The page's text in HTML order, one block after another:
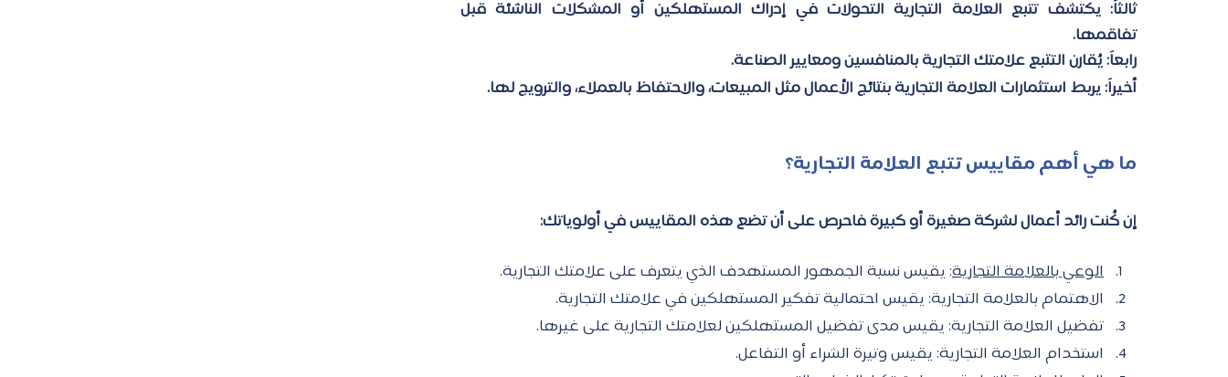
تفاقمها.
رابعاً: يُقارن التتبع علامتك التجارية بالمنافسين ومعايير الصناعة.
أخيراً: يربط استثمارات العلامة التجارية بنتائج الأعمال مثل المبيعات، والاحتفاظ بالعملاء، والترويج لها.
ما هي أهم مقاييس تتبع العلامة التجارية؟
إن كُنت رائد أعمال لشركة صغيرة أو كبيرة فاحرص على أن تضع هذه المقاييس في أولوياتك:
الوعي بالعلامة التجارية: يقيس نسبة الجمهور المستهدف الذي يتعرف على علامتك التجارية.
الاهتمام بالعلامة التجارية: يقيس احتمالية تفكير المستهلكين في علامتك التجارية.
تفضيل العلامة التجارية: يقيس مدى تفضيل المستهلكين لعلامتك التجارية على غيرها.
استخدام العلامة التجارية: يقيس وتيرة الشراء أو التفاعل.